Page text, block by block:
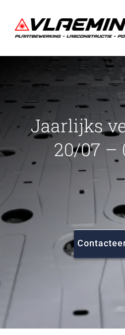
naar
inhoud
Plaatbewerking
Lasconstructie
Poederlakken
Projecten
FAQ
Vacatures
Jaarlijks
20/07 –